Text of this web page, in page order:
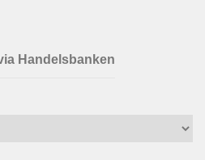
Handelsbanken